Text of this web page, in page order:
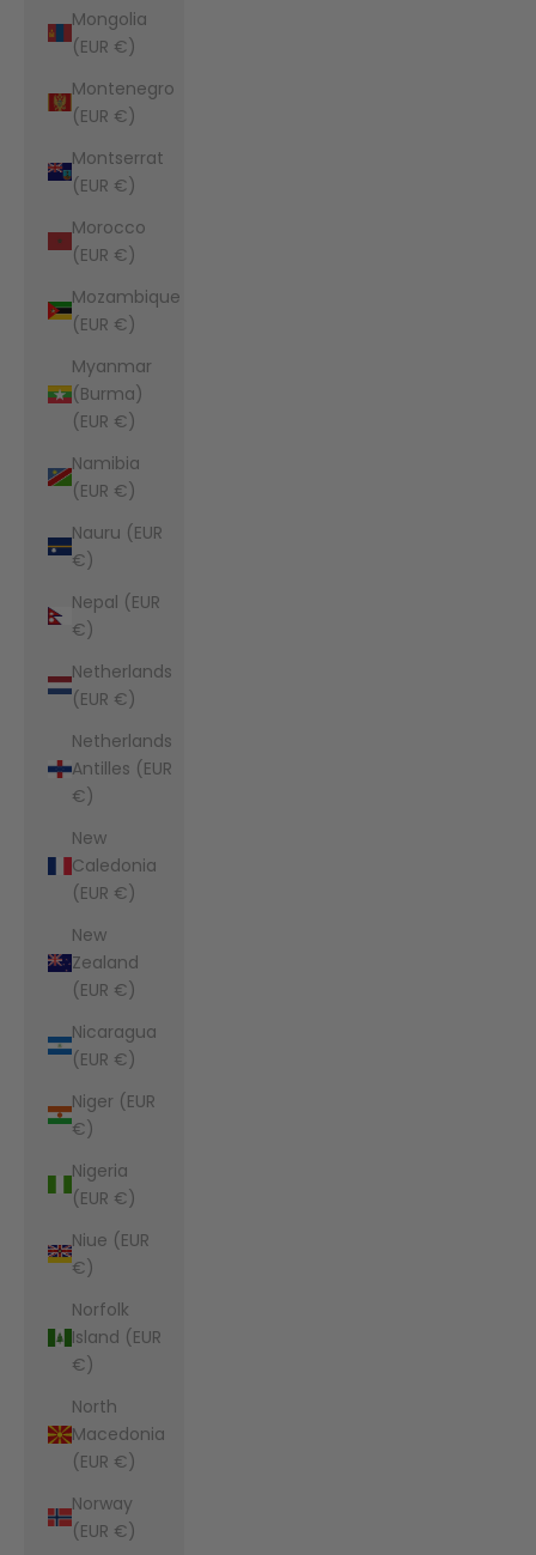
Mongolia
(EUR €)
Montenegro
(EUR €)
Montserrat
(EUR €)
Morocco
(EUR €)
Mozambique
(EUR €)
Myanmar
(Burma)
(EUR €)
Namibia
(EUR €)
Nauru (EUR
€)
Nepal (EUR
€)
Netherlands
(EUR €)
Netherlands
Antilles (EUR
€)
New
Caledonia
(EUR €)
New
Zealand
(EUR €)
Nicaragua
(EUR €)
Niger (EUR
€)
Nigeria
(EUR €)
Niue (EUR
€)
Norfolk
Island (EUR
€)
North
Macedonia
(EUR €)
Norway
(EUR €)